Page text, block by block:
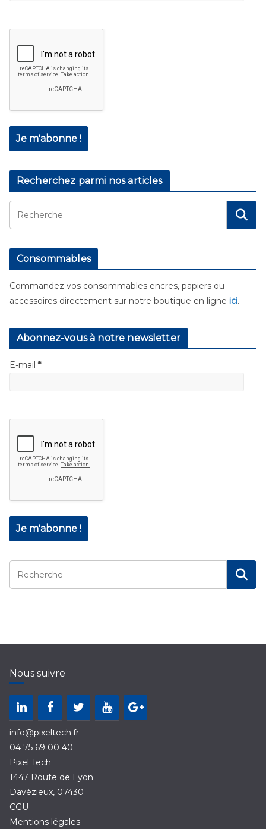
Recherchez parmi nos articles
Consommables
Commandez vos consommables encres, papiers ou
accessoires directement sur notre boutique en ligne ici.
Abonnez-vous à notre newsletter
E-mail *
Nous suivre
info@pixeltech.fr
04 75 69 00 40
Pixel Tech
1447 Route de Lyon
Davézieux, 07430
CGU
Mentions légales